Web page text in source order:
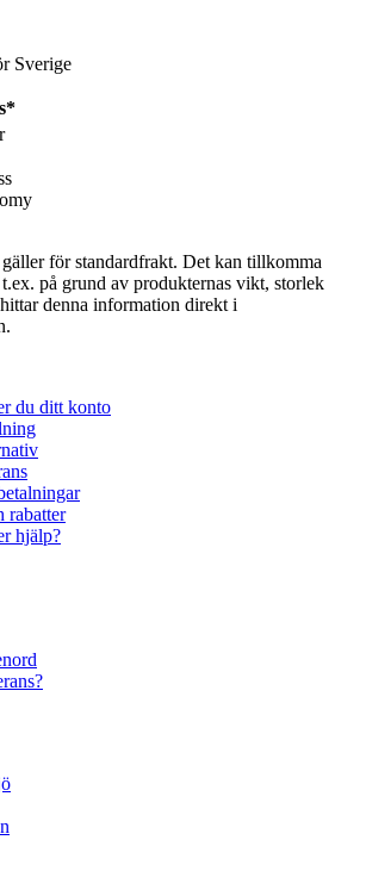
Sverige
för standardfrakt. Det kan tillkomma
på grund av produkternas vikt, storlek
denna information direkt i
du ditt konto
rabatter
hjälp?